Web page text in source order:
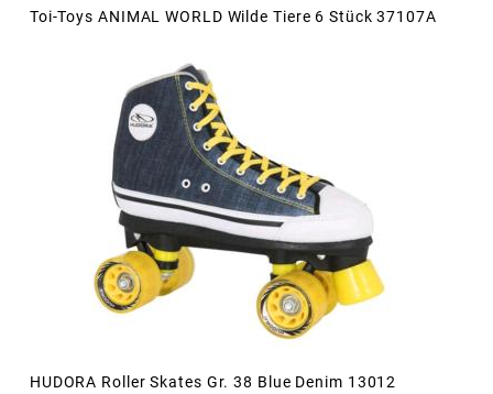
Toi-Toys ANIMAL WORLD Wilde Tiere 6 Stück 37107A
HUDORA Roller Skates Gr. 38 Blue Denim 13012